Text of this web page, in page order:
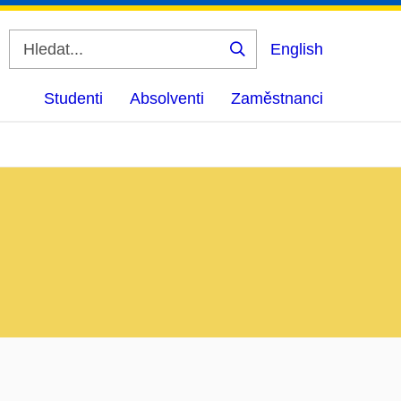
Vyhledat
English
Studenti Absolventi Zaměstnanci